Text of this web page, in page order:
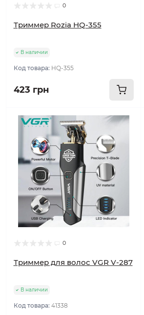
0
Триммер Rozia HQ-355
В наличии
Код товара: HQ-355
423 грн
0
Триммер для волос VGR V-287
В наличии
Код товара: 41338